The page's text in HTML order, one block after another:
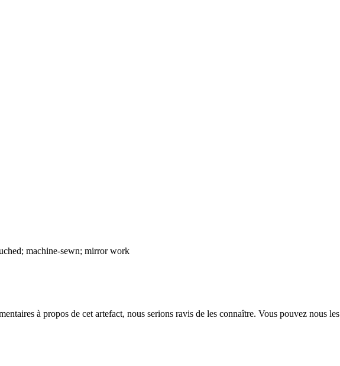
machine-sewn; mirror work
à propos de cet artefact, nous serions ravis de les connaître. Vous pouvez nous